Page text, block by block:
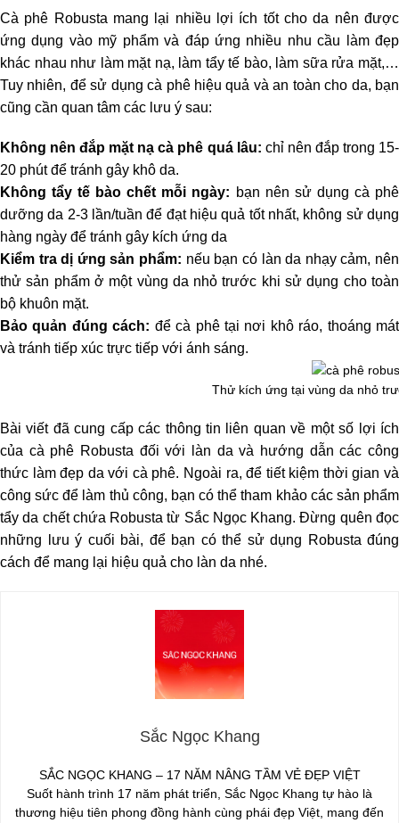
Cà phê Robusta mang lại nhiều lợi ích tốt cho da nên được
ứng dụng vào mỹ phẩm và đáp ứng nhiều nhu cầu làm đẹp
khác nhau như làm mặt nạ, làm tẩy tế bào, làm sữa rửa mặt,…
Tuy nhiên, để sử dụng cà phê hiệu quả và an toàn cho da, bạn
cũng cần quan tâm các lưu ý sau:
Không nên đắp mặt nạ cà phê quá lâu: chỉ nên đắp trong 15-
20 phút để tránh gây khô da.
Không tẩy tế bào chết mỗi ngày: bạn nên sử dụng cà phê
dưỡng da 2-3 lần/tuần để đạt hiệu quả tốt nhất, không sử dụng
hàng ngày để tránh gây kích ứng da
Kiểm tra dị ứng sản phẩm: nếu bạn có làn da nhạy cảm, nên
thử sản phẩm ở một vùng da nhỏ trước khi sử dụng cho toàn
bộ khuôn mặt.
Bảo quản đúng cách: để cà phê tại nơi khô ráo, thoáng mát
và tránh tiếp xúc trực tiếp với ánh sáng.
Thử kích ứng tại vùng da nhỏ
Bài viết đã cung cấp các thông tin liên quan về một số lợi ích
của cà phê Robusta đối với làn da và hướng dẫn các công
thức làm đẹp da với cà phê. Ngoài ra, để tiết kiệm thời gian và
công sức để làm thủ công, bạn có thể tham khảo các sản phẩm
tẩy da chết chứa Robusta từ Sắc Ngọc Khang. Đừng quên đọc
những lưu ý cuối bài, để bạn có thể sử dụng Robusta đúng
cách để mang lại hiệu quả cho làn da nhé.
Sắc Ngọc Khang
SẮC NGỌC KHANG – 17 NĂM NÂNG TẦM VẺ ĐẸP VIỆT
Suốt hành trình 17 năm phát triển, Sắc Ngọc Khang tự hào là
thương hiệu tiên phong đồng hành cùng phái đẹp Việt, mang đến